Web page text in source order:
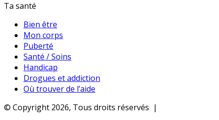
Ta santé
Bien être
Mon corps
Puberté
Santé / Soins
Handicap
Drogues et addiction
Où trouver de l’aide
© Copyright 2026, Tous droits réservés |